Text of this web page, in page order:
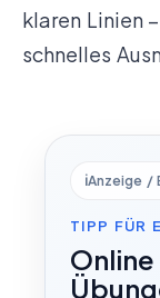
klaren Linien
schnelles
ℹ️Anzeige /
TIPP FÜR